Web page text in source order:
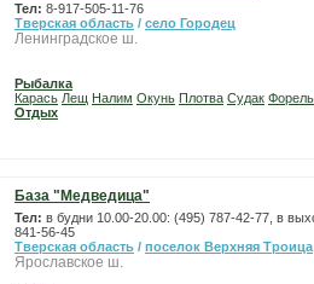
Тел: 8-917-505-11-76
Тверская область / село Городец
Ленинградское ш.
Рыбалка
Карась Лещ Налим Окунь Плотва Судак Форель
Отдых
База "Медведица"
Тел: в будни 10.00-20.00: (495) 787-42-77, в
841-56-45
Тверская область / поселок Верхняя Троица
Ярославское ш.